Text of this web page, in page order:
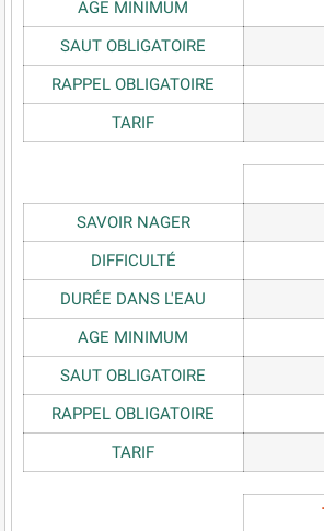
AGE MINIMUM
SAUT OBLIGATOIRE
RAPPEL OBLIGATOIRE
TARIF
SAVOIR NAGER
DIFFICULTÉ
DURÉE DANS L'EAU
AGE MINIMUM
SAUT OBLIGATOIRE
RAPPEL OBLIGATOIRE
TARIF